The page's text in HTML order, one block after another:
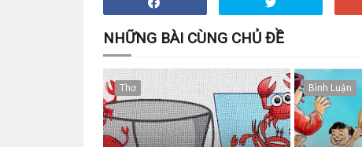
NHỮNG BÀI CÙNG CHỦ ĐỀ
Thơ Bình Luận